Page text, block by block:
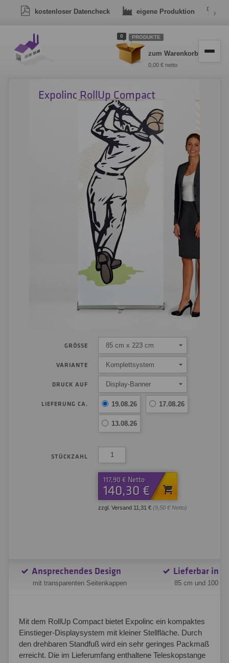
kostenloser Datencheck eigene Produktion ›
0 PRODUKTE
zum Warenkorb
0,00 € netto
Expolinc RollUp Compact
GRÖSSE 85 cm x 223 cm
VARIANTE Komplettsystem
DRUCK AUF Display-Banner
LIEFERUNG CA. 19.08.26 17.08.26
13.08.26
STÜCKZAHL
117,90 € Netto
140,30 €
zzgl. Versand 11,31 € (9,50 € Netto)
Ansprechendes Design
mit transparenten Seitenkappen
Lieferbar in 2
85 cm und 100 cm
Mit dem RollUp Compact bietet Expolinc ein kompaktes
Einstieger-Displaysystem mit kleiner Stellfläche. Durch
den drehbaren Standfuß wird ein sehr geringes Packmaß
erreicht. Die im Lieferumfang enthaltene Teleskopstange